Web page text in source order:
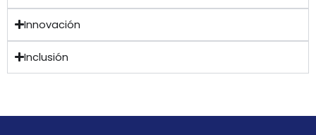
Innovación
Inclusión